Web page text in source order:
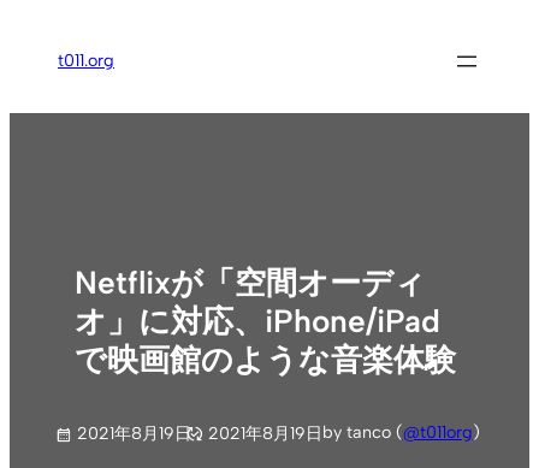
ス
t011.org
Netflixが「空間オーディ
オ」に対応、iPhone/iPad
で映画館のような音楽体験
2021年8月19日 2021年8月19日by tanco (@t011org)